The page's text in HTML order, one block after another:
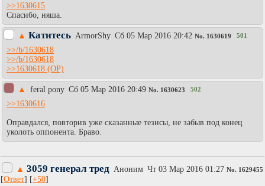
>>1630615
Спасибо, няша.
▲ Катитесь АrmоrShy Сб 05 Мар 2016 20:42 No. 1630619 501
>>/b/1630618
>>/b/1630618
>>1630618
▲ feral pony Сб 05 Мар 2016 20:49 No. 1630623 502
>>1630616
Оправдался, повторив уже сказанные тезисы, не забыв под конец
уколоть оппонента. Браво.
▲ 3059 генерал тред Аноним Чт 03 Мар 2016 01:27 No. 1629455
[Ответ] [+50]